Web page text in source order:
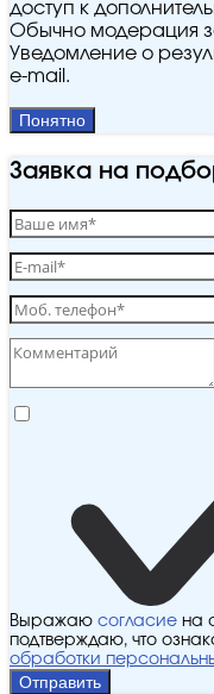
доступ к
Обычно модерация
Уведомление о
e‑mail.
Понятно
Заявка на
Выражаю согласие на
подтверждаю, что
обработки
Отправить